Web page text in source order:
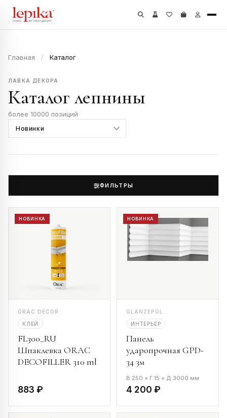
Главная / Каталог
ЛАВКА ДЕКОРА
Каталог лепнины
более 10000 позиций
ФИЛЬТРЫ
НОВИНКА
ORAC DECOR
КЛЕЙ
FL300_RU
Шпаклевка ORAC
DECOFILLER 310 ml
883 ₽
НОВИНКА
GLANZEPOL
ИНТЕРЬЕР
Панель
ударопрочная GPD-
34 3м
В 250 × Г 15 × Д 3000 мм
4 200 ₽